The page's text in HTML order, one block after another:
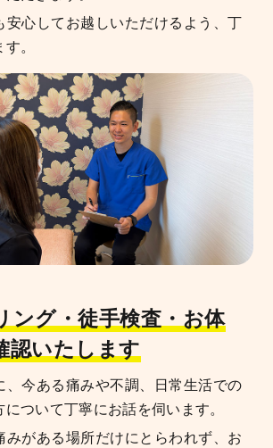
安心してお越しいただけるよう、丁
。
ング・徒手検査・お体
認いたします
、今ある痛みや不調、日常生活での
ついて丁寧にお話を伺います。
みがある場所だけにとらわれず、お